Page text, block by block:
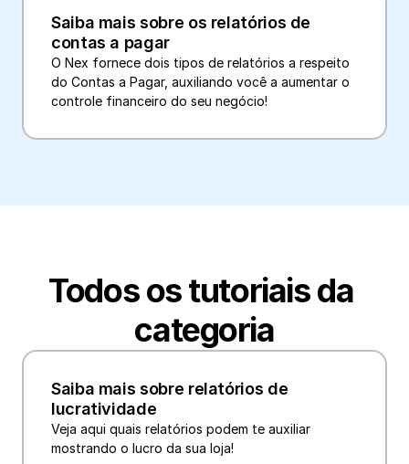
Saiba mais sobre os relatórios de
contas a pagar
O Nex fornece dois tipos de relatórios a respeito
do Contas a Pagar, auxiliando você a aumentar o
controle financeiro do seu negócio!
Todos os tutoriais da
categoria
Saiba mais sobre relatórios de
lucratividade
Veja aqui quais relatórios podem te auxiliar
mostrando o lucro da sua loja!